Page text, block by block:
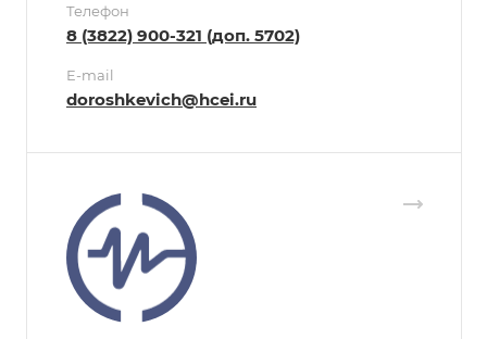
Телефон
8 (3822) 900-321 (доп. 5702)
E-mail
doroshkevich@hcei.ru